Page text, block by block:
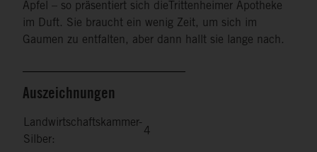
Apfel – so präsentiert sich dieTrittenheimer Apotheke
im Duft. Sie braucht ein wenig Zeit, um sich im
Gaumen zu entfalten, aber dann hallt sie lange nach.
Auszeichnungen
Landwirtschaftskammer-
Silber:
4